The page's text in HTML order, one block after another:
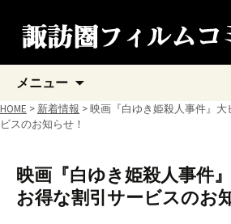
メニュー
テ
ン
キ
ッ
プ
HOME > 新着情報 > 映画『白ゆき姫殺人事件』
ビスのお知らせ！
映画『白ゆき姫殺人事件
お得な割引サービスのお